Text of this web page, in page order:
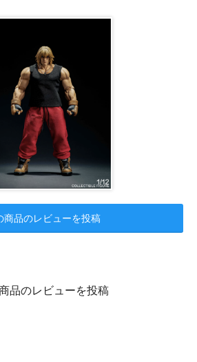
商品のレビューを投稿
品のレビューを投稿